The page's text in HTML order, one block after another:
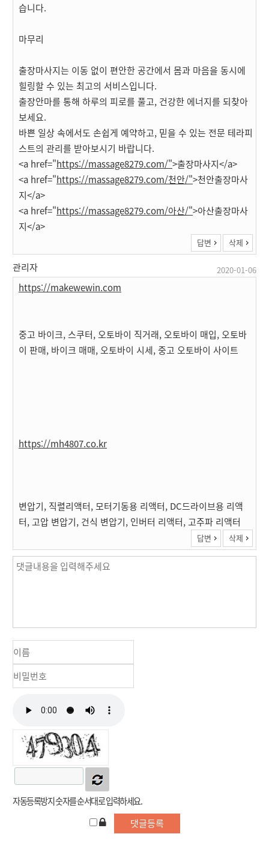
습니다.
마무리
출장마사지는 이동 없이 편안한 공간에서 몸과 마음을 동시에
힐링할 수 있는 최고의 서비스입니다.
출장안마를 통해 하루의 피로를 풀고, 건강한 에너지를 되찾아
보세요.
바쁜 일상 속에서도 손쉽게 예약하고, 믿을 수 있는 전문 테라피
스트의 관리를 받아보시기 바랍니다.
<a href="https://massage8279.com/">출장마사지</a>
<a href="https://massage8279.com/천안/">천안출장마사
지</a>
<a href="https://massage8279.com/아산/">아산출장마사
지</a>
답변 삭제
관리자 2020-01-06
https://makewewin.com
중고 바이크, 스쿠터, 오토바이 직거래, 오토바이 매입, 오토바
이 판매, 바이크 매매, 오토바이 시세, 중고 오토바이 사이트
https://mh4807.co.kr
변압기, 직렬리액터, 모터기동용 리액터, DC드라이브용 리액
터, 고압 변압기, 건식 변압기, 인버터 리액터, 고주파 리액터
답변 삭제
자동등록방지 숫자를 순서대로 입력하세요.